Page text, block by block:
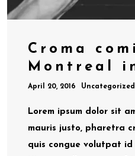
Croma
Montreal
April 20, 2016 Uncategorized
Lorem ipsum dolor sit
mauris justo, pharetra
quis congue volutpat id